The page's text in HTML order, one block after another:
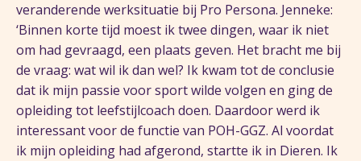
veranderende werksituatie bij Pro Persona. Jenneke:
‘Binnen korte tijd moest ik twee dingen, waar ik niet
om had gevraagd, een plaats geven. Het bracht me bij
de vraag: wat wil ik dan wel? Ik kwam tot de conclusie
dat ik mijn passie voor sport wilde volgen en ging de
opleiding tot leefstijlcoach doen. Daardoor werd ik
interessant voor de functie van POH-GGZ. Al voordat
ik mijn opleiding had afgerond, startte ik in Dieren. Ik